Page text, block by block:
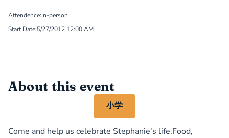
Attendence:In-person
Start Date:5/27/2012 12:00 AM
About this event
小学
Come and help us celebrate Stephanie's life.Food,